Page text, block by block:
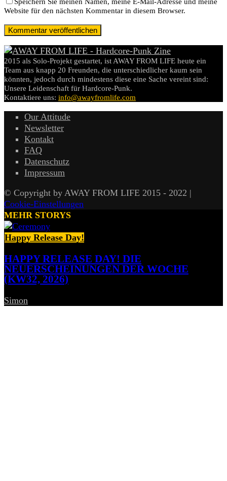
Speichern Sie meinen Namen, meine E-Mail-Adresse und meine
Website für den nächsten Kommentar in diesem Browser.
2015 als Solo-Projekt gestartet, ist AWAY FROM LIFE heute ein
Team aus knapp 20 Freunden, die unterschiedlicher kaum sein
könnten, jedoch durch mindestens diese eine Sache vereint sind:
Unsere Leidenschaft für Hardcore-Punk.
Kontaktiere uns: info@awayfromlife.com
Our Attitude
Newsletter
Kontakt
FAQ
Datenschutz
Impressum
© Copyright by AWAY FROM LIFE 2015 - 2022 |
Cookie-Einstellungen
MEHR STORYS
Happy Release Day!
HAPPY RELEASE DAY! DIE
NEUERSCHEINUNGEN DER WOCHE
(KW32, 2026)
Simon